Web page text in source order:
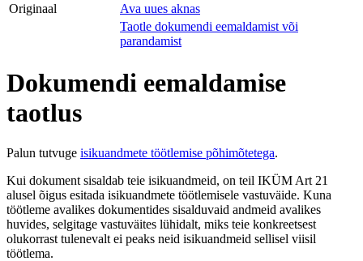
Originaal
Ava uues aknas
Taotle dokumendi eemaldamist või
parandamist
Dokumendi eemaldamise
taotlus
Palun tutvuge isikuandmete töötlemise põhimõtetega.
Kui dokument sisaldab teie isikuandmeid, on teil IKÜM Art 21
alusel õigus esitada isikuandmete töötlemisele vastuväide. Kuna
töötleme avalikes dokumentides sisalduvaid andmeid avalikes
huvides, selgitage vastuväites lühidalt, miks teie konkreetsest
olukorrast tulenevalt ei peaks neid isikuandmeid sellisel viisil
töötlema.